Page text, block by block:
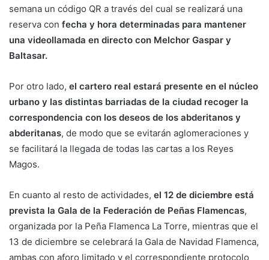
semana un código QR a través del cual se realizará una
reserva con fecha y hora determinadas para mantener
una videollamada en directo con Melchor Gaspar y
Baltasar.
Por otro lado, el cartero real estará presente en el núcleo
urbano y las distintas barriadas de la ciudad recoger la
correspondencia con los deseos de los abderitanos y
abderitanas, de modo que se evitarán aglomeraciones y
se facilitará la llegada de todas las cartas a los Reyes
Magos.
En cuanto al resto de actividades, el 12 de diciembre está
prevista la Gala de la Federación de Peñas Flamencas,
organizada por la Peña Flamenca La Torre, mientras que el
13 de diciembre se celebrará la Gala de Navidad Flamenca,
ambas con aforo limitado y el correspondiente protocolo